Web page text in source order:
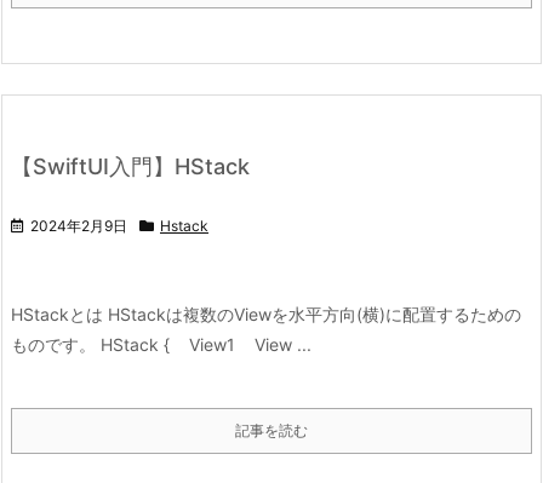
【SwiftUI入門】HStack
2024年2月9日 Hstack
HStackとは HStackは複数のViewを水平方向(横)に配置するための
ものです。 HStack { View1 View ...
記事を読む